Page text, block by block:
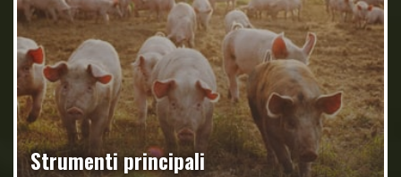
Strumenti principali